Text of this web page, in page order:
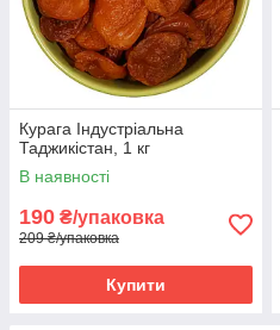
Курага Індустріальна
Таджикістан, 1 кг
В наявності
190 ₴/упаковка
209 ₴/упаковка
Купити